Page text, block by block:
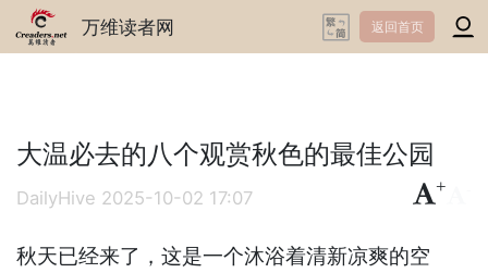
万维读者网 返回首页
大温必去的八个观赏秋色的最佳公园
DailyHive 2025-10-02 17:07
+
秋天已经来了，这是一个沐浴着清新凉爽的空